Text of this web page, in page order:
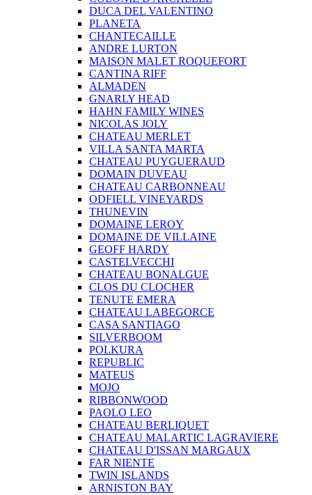
DUCA DEL VALENTINO
PLANETA
CHANTECAILLE
ANDRE LURTON
MAISON MALET ROQUEFORT
CANTINA RIFF
ALMADEN
GNARLY HEAD
HAHN FAMILY WINES
NICOLAS JOLY
CHATEAU MERLET
VILLA SANTA MARTA
CHATEAU PUYGUERAUD
DOMAIN DUVEAU
CHATEAU CARBONNEAU
ODFIELL VINEYARDS
THUNEVIN
DOMAINE LEROY
DOMAINE DE VILLAINE
GEOFF HARDY
CASTELVECCHI
CHATEAU BONALGUE
CLOS DU CLOCHER
TENUTE EMERA
CHATEAU LABEGORCE
CASA SANTIAGO
SILVERBOOM
POLKURA
REPUBLIC
MATEUS
MOJO
RIBBONWOOD
PAOLO LEO
CHATEAU BERLIQUET
CHATEAU MALARTIC LAGRAVIERE
CHATEAU D'ISSAN MARGAUX
FAR NIENTE
TWIN ISLANDS
ARNISTON BAY